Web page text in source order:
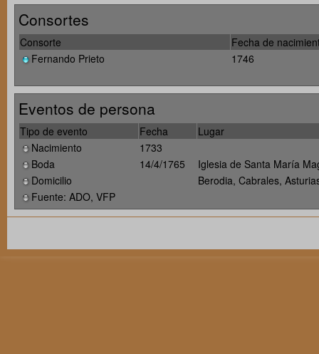
Consortes
Consorte
Fecha de
Fernando Prieto
1746
Eventos de persona
Tipo de evento Fecha
Lugar
Nacimiento
1733
Boda
14/4/1765
Iglesia de Santa María
Domicilio
Berodia, Cabrales,
Fuente: ADO, VFP